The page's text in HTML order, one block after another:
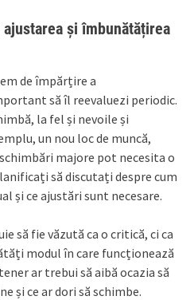
și îmbunătățirea
de împărțire a
să îl reevaluezi periodic.
la fel și nevoile și
un nou loc de muncă,
majore pot necesita o
să discutați despre cum
și ce ajustări sunt necesare.
să fie văzută ca o critică, ci ca
modul în care funcționează
ar trebui să aibă ocazia să
și ce ar dori să schimbe.